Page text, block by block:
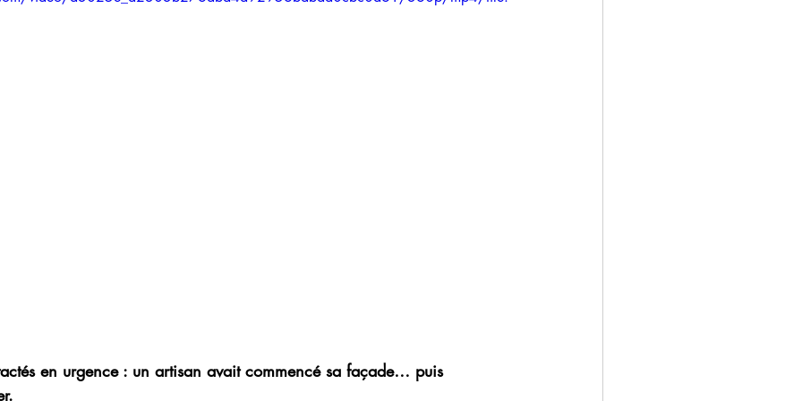
intérieure Design intérieur Rénovation clé en main
en urgence : un artisan avait commencé sa façade… puis